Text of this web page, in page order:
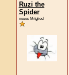
Ruzi the
Spider
neues Mitglied